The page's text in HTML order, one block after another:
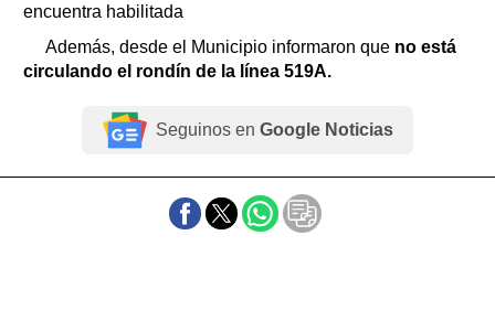
encuentra habilitada
Además, desde el Municipio informaron que no está
circulando el rondín de la línea 519A.
Seguinos en Google Noticias